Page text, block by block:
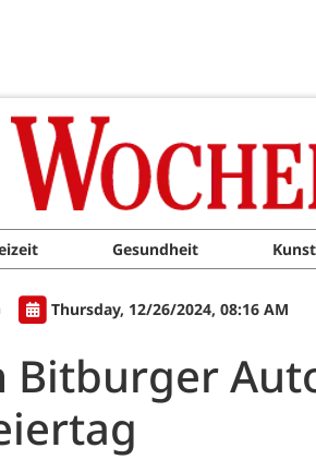
Gesundheit
Thursday, 12/26/2024, 08:16 AM
Bitburger